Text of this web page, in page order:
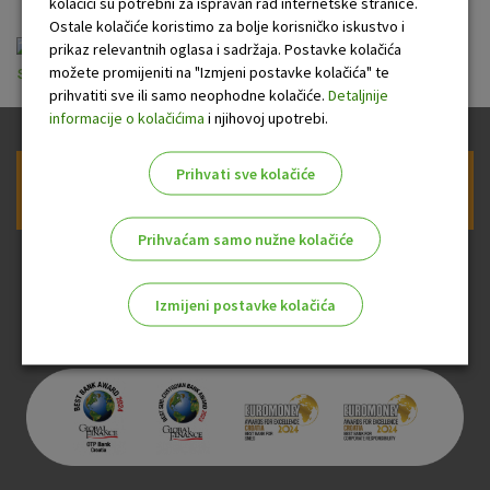
Opci uvjeti za koristenje elemente za poslovne
subjekte 17122019.pdf
Prijava na newsletter OTP banke
Ostale kolačiće koristimo za bolje korisničko iskustvo i
prikaz relevantnih oglasa i sadržaja. Postavke kolačića
možete promijeniti na "Izmjeni postavke kolačića" te
prihvatiti sve ili samo neophodne kolačiće. Detaljnije
informacije o kolačićima i njihovoj upotrebi.
Prihvati sve kolačiće
Prihvaćam samo nužne kolačiće
Izmijeni postavke kolačića